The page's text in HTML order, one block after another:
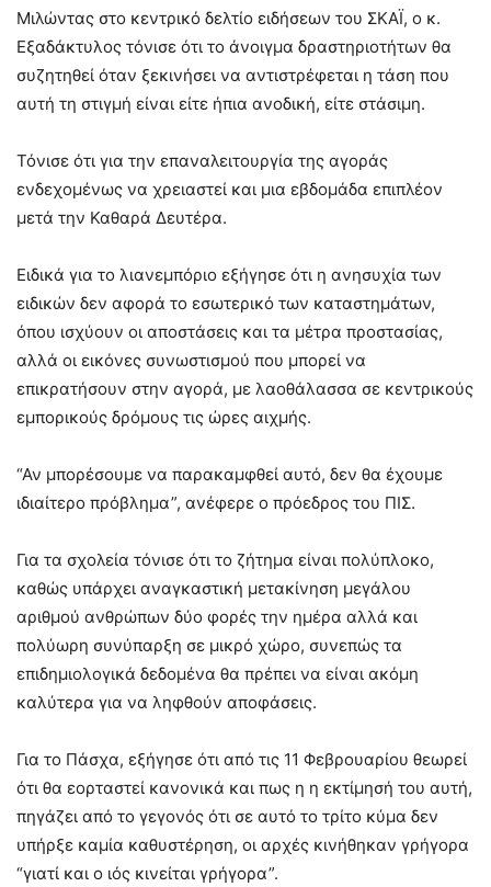
Μιλώντας στο κεντρικό δελτίο ειδήσεων του ΣΚΑΪ, ο κ.
Εξαδάκτυλος τόνισε ότι το άνοιγμα δραστηριοτήτων θα
συζητηθεί όταν ξεκινήσει να αντιστρέφεται η τάση που
αυτή τη στιγμή είναι είτε ήπια ανοδική, είτε στάσιμη.
Τόνισε ότι για την επαναλειτουργία της αγοράς
ενδεχομένως να χρειαστεί και μια εβδομάδα επιπλέον
μετά την Καθαρά Δευτέρα.
Ειδικά για το λιανεμπόριο εξήγησε ότι η ανησυχία των
ειδικών δεν αφορά το εσωτερικό των καταστημάτων,
όπου ισχύουν οι αποστάσεις και τα μέτρα προστασίας,
αλλά οι εικόνες συνωστισμού που μπορεί να
επικρατήσουν στην αγορά, με λαοθάλασσα σε κεντρικούς
εμπορικούς δρόμους τις ώρες αιχμής.
“Αν μπορέσουμε να παρακαμφθεί αυτό, δεν θα έχουμε
ιδιαίτερο πρόβλημα”, ανέφερε ο πρόεδρος του ΠΙΣ.
Για τα σχολεία τόνισε ότι το ζήτημα είναι πολύπλοκο,
καθώς υπάρχει αναγκαστική μετακίνηση μεγάλου
αριθμού ανθρώπων δύο φορές την ημέρα αλλά και
πολύωρη συνύπαρξη σε μικρό χώρο, συνεπώς τα
επιδημιολογικά δεδομένα θα πρέπει να είναι ακόμη
καλύτερα για να ληφθούν αποφάσεις.
Για το Πάσχα, εξήγησε ότι από τις 11 Φεβρουαρίου θεωρεί
ότι θα εορταστεί κανονικά και πως η η εκτίμησή του αυτή,
πηγάζει από το γεγονός ότι σε αυτό το τρίτο κύμα δεν
υπήρξε καμία καθυστέρηση, οι αρχές κινήθηκαν γρήγορα
“γιατί και ο ιός κινείται γρήγορα”.